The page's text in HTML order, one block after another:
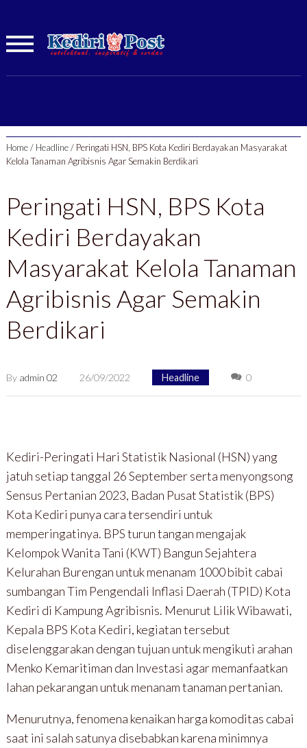
Home/ Headline/ Peringati HSN, BPS Kota Kediri Berdayakan Masyarakat
Kelola Tanaman Agribisnis Agar Semakin Berdikari
Peringati HSN, BPS Kota
Kediri Berdayakan
Masyarakat Kelola Tanaman
Agribisnis Agar Semakin
Berdikari
By admin 02 26/09/2022 Headline 0
Kediri-Peringati Hari Statistik Nasional (HSN) yang
jatuh setiap tanggal 26 September serta menyongsong
Sensus Pertanian 2023, Badan Pusat Statistik (BPS)
Kota Kediri punya cara tersendiri untuk
memperingatinya. BPS turun tangan mengajak
Kelompok Wanita Tani (KWT) Bangun Sejahtera
Kelurahan Burengan untuk menanam 1000 bibit cabai
sumbangan Tim Pengendali Inflasi Daerah (TPID) Kota
Kediri di Kampung Agribisnis. Menurut Lilik Wibawati,
Kepala BPS Kota Kediri, kegiatan tersebut
diselenggarakan dengan tujuan untuk mengikuti arahan
Menko Kemaritiman dan Investasi agar memanfaatkan
lahan pekarangan untuk menanam tanaman pertanian.
Menurutnya, fenomena kenaikan harga komoditas cabai
saat ini salah satunya disebabkan karena minimnya